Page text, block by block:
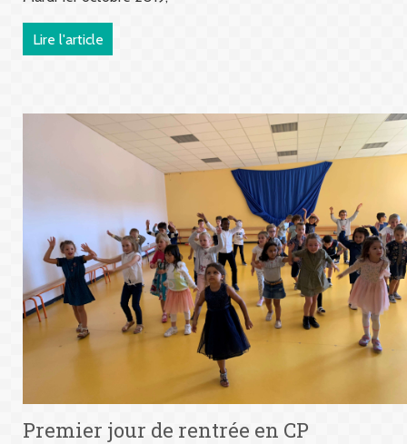
Lire l'article
Premier jour de rentrée en CP